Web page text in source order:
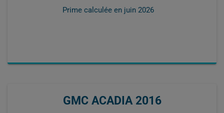
Prime calculée en juin 2026
GMC ACADIA 2016